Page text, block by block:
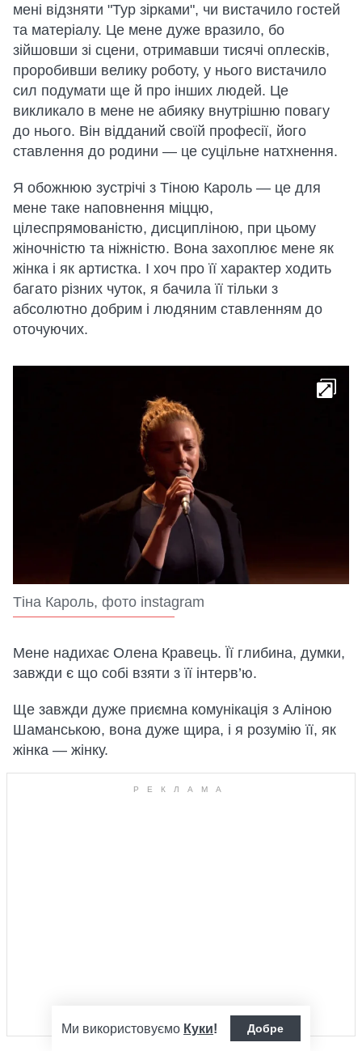
Ми використовуємо Куки! Добре
мені відзняти "Тур зірками", чи вистачило гостей
та матеріалу. Це мене дуже вразило, бо
зійшовши зі сцени, отримавши тисячі оплесків,
проробивши велику роботу, у нього вистачило
сил подумати ще й про інших людей. Це
викликало в мене не абияку внутрішню повагу
до нього. Він відданий своїй професії, його
ставлення до родини — це суцільне натхнення.
Я обожнюю зустрічі з Тіною Кароль — це для
мене таке наповнення міццю,
цілеспрямованістю, дисципліною, при цьому
жіночністю та ніжністю. Вона захоплює мене як
жінка і як артистка. І хоч про її характер ходить
багато різних чуток, я бачила її тільки з
абсолютно добрим і людяним ставленням до
оточуючих.
Тіна Кароль, фото instagram
Мене надихає Олена Кравець. Її глибина, думки,
завжди є що собі взяти з її інтерв’ю.
Ще завжди дуже приємна комунікація з Аліною
Шаманською, вона дуже щира, і я розумію її, як
жінка — жінку.